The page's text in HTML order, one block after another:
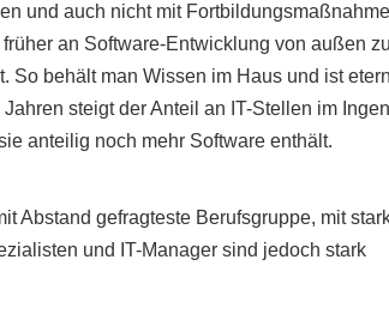
und auch nicht mit
an Software-Entwicklung von außen
So behält man Wissen im Haus und ist
steigt der Anteil an IT-Stellen im
anteilig noch mehr Software enthält.
Abstand gefragteste Berufsgruppe, mit
und IT-Manager sind jedoch stark